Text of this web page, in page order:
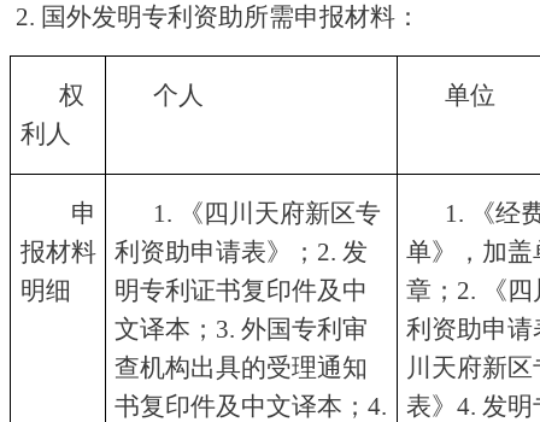
2. 国外发明专利资助所需申报材料 ：
权
利人
个人 单位
申
报材料
明细
1. 《四川天府新区专
利资助申请表》；2. 发
明专利证书复印件及中
文译本；3. 外国专利审
查机构出具的受理通知
书复印件及中文译本；4.
1. 《经
单》，加
章；2. 《
利资助申请
川天府新
表》4. 发